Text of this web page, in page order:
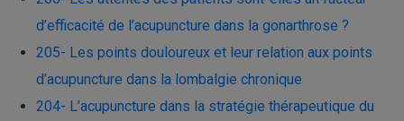
d’efficacité de l’acupuncture dans la gonarthrose ?
205- Les points douloureux et leur relation aux points
d’acupuncture dans la lombalgie chronique
204- L’acupuncture dans la stratégie thérapeutique du